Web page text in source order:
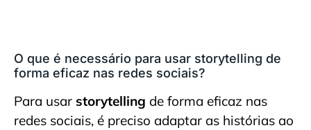
O que é necessário para usar storytelling de
forma eficaz nas redes sociais?
Para usar storytelling de forma eficaz nas
redes sociais, é preciso adaptar as histórias ao